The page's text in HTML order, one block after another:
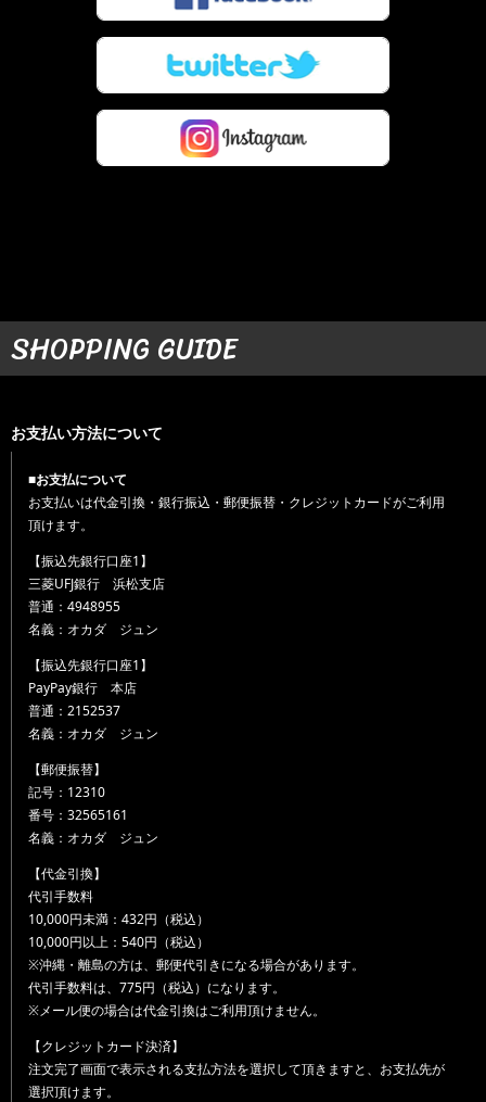
SHOPPING GUIDE
お支払い方法について
■お支払について
お支払いは代金引換・銀行振込・郵便振替・クレジットカードがご利用
頂けます。
【振込先銀行口座1】
三菱UFJ銀行 浜松支店
普通：4948955
名義：オカダ ジュン
【振込先銀行口座1】
PayPay銀行 本店
普通：2152537
名義：オカダ ジュン
【郵便振替】
記号：12310
番号：32565161
名義：オカダ ジュン
【代金引換】
代引手数料
10,000円未満：432円（税込）
10,000円以上：540円（税込）
※沖縄・離島の方は、郵便代引きになる場合があります。
代引手数料は、775円（税込）になります。
※メール便の場合は代金引換はご利用頂けません。
【クレジットカード決済】
注文完了画面で表示される支払方法を選択して頂きますと、お支払先が
選択頂けます。